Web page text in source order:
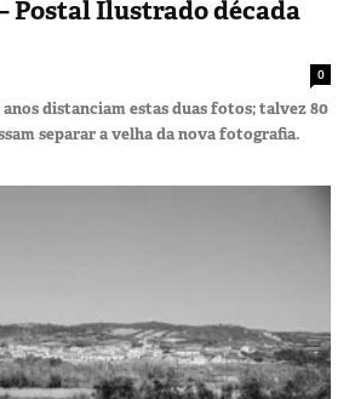
Postal Ilustrado década
0
distanciam estas duas fotos; talvez 80
separar a velha da nova fotografia.